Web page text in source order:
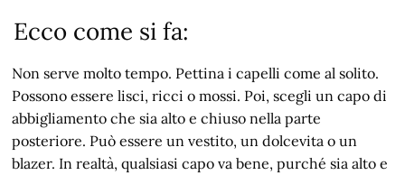
Ecco come si fa:
Non serve molto tempo. Pettina i capelli come al solito.
Possono essere lisci, ricci o mossi. Poi, scegli un capo di
abbigliamento che sia alto e chiuso nella parte
posteriore. Può essere un vestito, un dolcevita o un
blazer. In realtà, qualsiasi capo va bene, purché sia alto e